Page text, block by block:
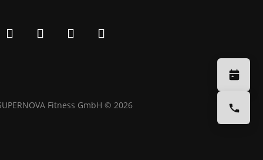
Fitness GmbH © 2026